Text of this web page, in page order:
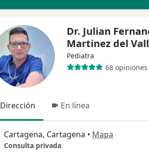
Dr. Julian
Martinez del
Pediatra
68 opiniones
Dirección En línea
Cartagena, Cartagena • Mapa
Consulta privada